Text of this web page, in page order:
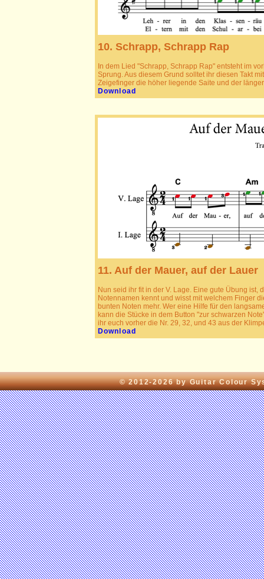
10. Schrapp, Schrapp Rap
In dem Lied "Schrapp, Schrapp Rap" entsteht im
Sprung. Aus diesem Grund solltet ihr diesen Takt
Zeigefinger die höher liegende Saite und der
Download
11. Auf der Mauer, auf der Lauer
Nun seid ihr fit in der V. Lage. Eine gute Übung
Notennamen kennt und wisst mit welchem Finger
bunten Noten mehr. Wer eine Hilfe für den
kann die Stücke in dem Button "zur schwarzen
ihr euch vorher die Nr. 29, 32, und 43 aus der
Download
© 2012-2026 by Guitar Colour